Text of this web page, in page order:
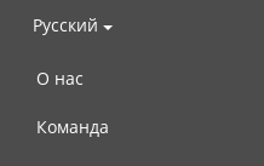
Русский
О нас
Команда